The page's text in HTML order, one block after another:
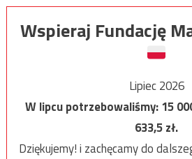
Wspieraj Fundację
Lipiec 2026
W lipcu potrzebowaliśmy:15
633,5zł.
Dziękujemy! i zachęcamy do